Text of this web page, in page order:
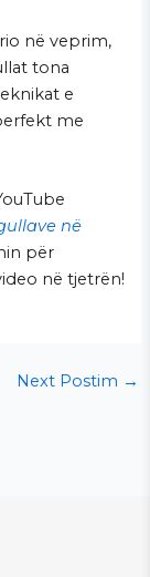
në veprim,
tona
e
me
në
për
në tjetrën!
Next Postim →